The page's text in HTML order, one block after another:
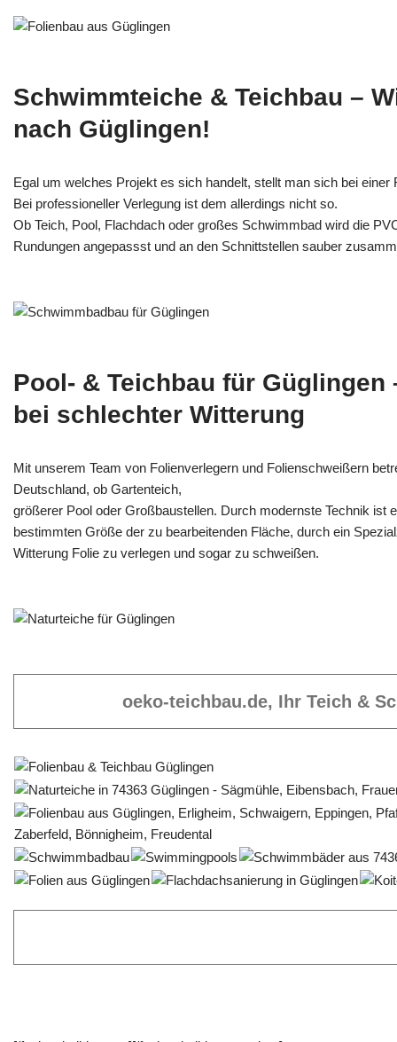
Schwimmteiche & Teichbau –
nach Güglingen!
Egal um welches Projekt es sich handelt, stellt man sich bei einer
Bei professioneller Verlegung ist dem allerdings nicht so.
Ob Teich, Pool, Flachdach oder großes Schwimmbad wird die
Rundungen angepassst und an den Schnittstellen sauber
Pool- & Teichbau für Güglingen
bei schlechter Witterung
Mit unserem Team von Folienverlegern und Folien­schweißern
Deutschland, ob Gartenteich,
größerer Pool oder Großbaustellen. Durch modernste Technik ist
bestimmten Größe der zu bearbeitenden Fläche, durch ein
Witterung Folie zu verlegen und sogar zu schweißen.
oeko-teichbau.de, Ihr Teich &